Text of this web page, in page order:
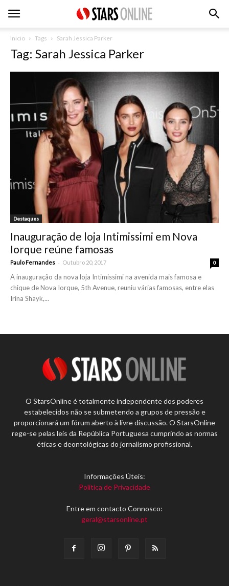
Inicio Tags Sarah Jessica Parker
Tag: Sarah Jessica Parker
Destaques
Inauguração de loja Intimissimi em Nova
Iorque reúne famosas
Paulo Fernandes - Outubro 20, 2017 0
A inauguração da nova loja Intimissimi na avenida mais famosa e
chique de Nova Iorque, 5th Avenue, reuniu várias famosas, entre elas
Irina Shayk,...
O StarsOnline é totalmente independente dos poderes
estabelecidos não se submetendo a grupos de pressão e
proporcionará um fórum aberto à livre discussão. O StarsOnline
rege-se pelas leis da República Portuguesa cumprindo as normas
éticas e deontológicas do jornalismo profissional.
Informações Úteis:
Política de Privacidade
Entre em contacto Connosco:
geral@starsonline.pt